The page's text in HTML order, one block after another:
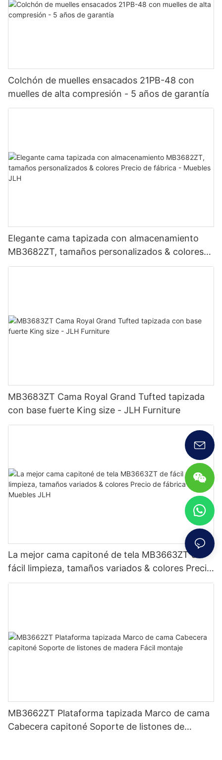
Colchón de muelles ensacados 21PB-48 con
muelles de alta compresión - 5 años de garantía
Elegante cama tapizada con almacenamiento
MB3682ZT, tamaños personalizados & colores
Precio de fábrica - Muebles JLH
MB3683ZT Cama Royal Grand Tufted tapizada
con base fuerte King size - JLH Furniture
La mejor cama capitoné de tela MB3663ZT de
fácil limpieza, tamaños variados & colores Precio
de fábrica - Muebles JLH
MB3662ZT Plataforma tapizada Marco de cama
Cabecera capitoné Soporte de listones de